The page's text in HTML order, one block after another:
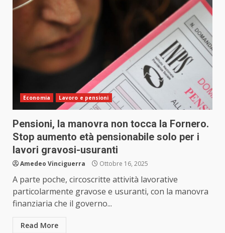
Economia Lavoro e pensioni
Pensioni, la manovra non tocca la Fornero.
Stop aumento età pensionabile solo per i
lavori gravosi-usuranti
Amedeo Vinciguerra Ottobre 16, 2025
A parte poche, circoscritte attività lavorative
particolarmente gravose e usuranti, con la manovra
finanziaria che il governo...
Read More